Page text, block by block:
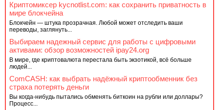
Криптомиксер kycnotlist.com: как сохранить приватность в
мире блокчейна
Блокчейн — штука прозрачная. Любой может отследить ваши
переводы, заглянуть...
Выбираем надежный сервис для работы с цифровыми
активами: обзор возможностей ipay24.org
В мире, где криптовалюта перестала быть экзотикой, всё больше
людей...
ComCASH: как выбрать надёжный криптообменник без
страха потерять деньги
Вы когда-нибудь пытались обменять биткоин на рубли или доллары?
Процесс...